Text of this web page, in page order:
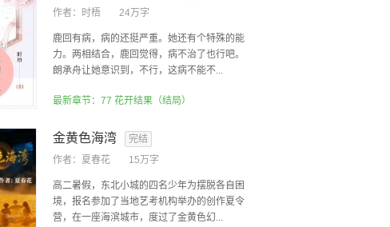
作者： 时梧 24万字
鹿回有病，病的还挺严重。她还有个特殊的能
力。两相结合，鹿回觉得，病不治了也行吧。
朗承舟让她意识到，不行，这病不能不...
最新章节：77 花开结果（结局）
金黄色海湾
完结
作者： 夏春花 15万字
高二暑假，东北小城的四名少年为摆脱各自困
境，报名参加了当地艺考机构举办的创作夏令
营，在一座海滨城市，度过了金黄色幻...